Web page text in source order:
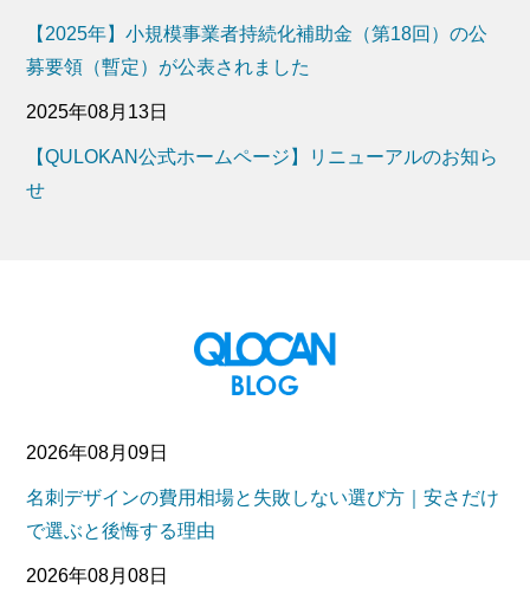
【2025年】小規模事業者持続化補助金（第18回）の公
募要領（暫定）が公表されました
2025年08月13日
【QULOKAN公式ホームページ】リニューアルのお知ら
せ
2026年08月09日
名刺デザインの費用相場と失敗しない選び方｜安さだけ
で選ぶと後悔する理由
2026年08月08日